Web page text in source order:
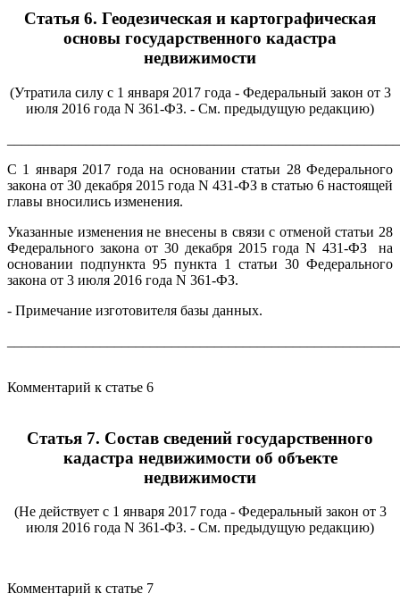
Статья 6. Геодезическая и картографическая
основы государственного кадастра
недвижимости
(Утратила силу с 1 января 2017 года - Федеральный закон от 3
июля 2016 года N 361-ФЗ. - См. предыдущую редакцию)
С 1 января 2017 года на основании статьи 28 Федерального
закона от 30 декабря 2015 года N 431-ФЗ в статью 6 настоящей
главы вносились изменения.
Указанные изменения не внесены в связи с отменой статьи 28
Федерального закона от 30 декабря 2015 года N 431-ФЗ на
основании подпункта 95 пункта 1 статьи 30 Федерального
закона от 3 июля 2016 года N 361-ФЗ.
- Примечание изготовителя базы данных.
Комментарий к статье 6
Статья 7. Состав сведений государственного
кадастра недвижимости об объекте
недвижимости
(Не действует с 1 января 2017 года - Федеральный закон от 3
июля 2016 года N 361-ФЗ. - См. предыдущую редакцию)
Комментарий к статье 7